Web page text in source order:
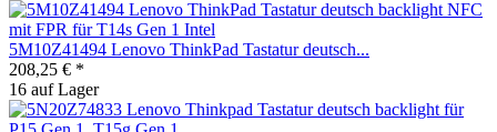
5M10Z41494 Lenovo ThinkPad Tastatur deutsch...
208,25 € *
16 auf Lager